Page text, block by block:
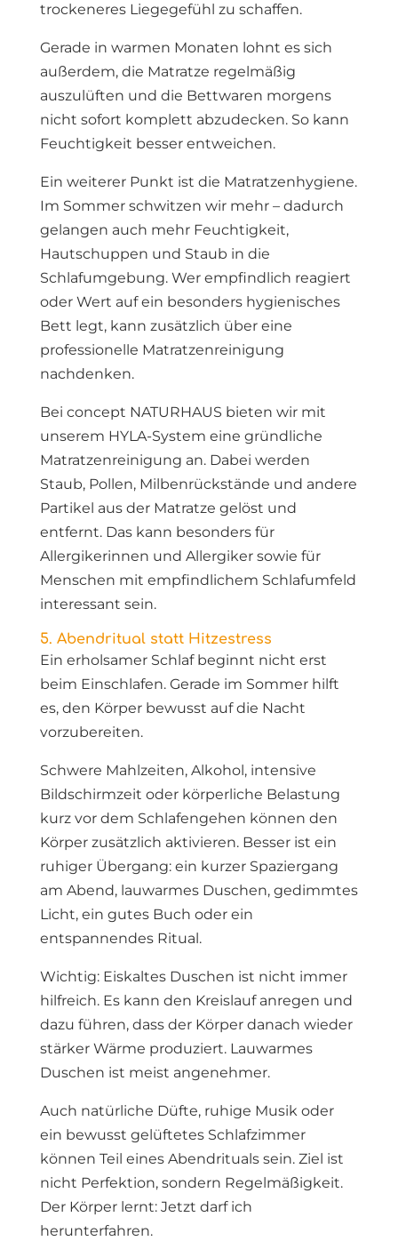
trockeneres Liegegefühl zu schaffen.
Gerade in warmen Monaten lohnt es sich
außerdem, die Matratze regelmäßig
auszulüften und die Bettwaren morgens
nicht sofort komplett abzudecken. So kann
Feuchtigkeit besser entweichen.
Ein weiterer Punkt ist die Matratzenhygiene.
Im Sommer schwitzen wir mehr – dadurch
gelangen auch mehr Feuchtigkeit,
Hautschuppen und Staub in die
Schlafumgebung. Wer empfindlich reagiert
oder Wert auf ein besonders hygienisches
Bett legt, kann zusätzlich über eine
professionelle Matratzenreinigung
nachdenken.
Bei concept NATURHAUS bieten wir mit
unserem HYLA-System eine gründliche
Matratzenreinigung an. Dabei werden
Staub, Pollen, Milbenrückstände und andere
Partikel aus der Matratze gelöst und
entfernt. Das kann besonders für
Allergikerinnen und Allergiker sowie für
Menschen mit empfindlichem Schlafumfeld
interessant sein.
5. Abendritual statt Hitzestress
Ein erholsamer Schlaf beginnt nicht erst
beim Einschlafen. Gerade im Sommer hilft
es, den Körper bewusst auf die Nacht
vorzubereiten.
Schwere Mahlzeiten, Alkohol, intensive
Bildschirmzeit oder körperliche Belastung
kurz vor dem Schlafengehen können den
Körper zusätzlich aktivieren. Besser ist ein
ruhiger Übergang: ein kurzer Spaziergang
am Abend, lauwarmes Duschen, gedimmtes
Licht, ein gutes Buch oder ein
entspannendes Ritual.
Wichtig: Eiskaltes Duschen ist nicht immer
hilfreich. Es kann den Kreislauf anregen und
dazu führen, dass der Körper danach wieder
stärker Wärme produziert. Lauwarmes
Duschen ist meist angenehmer.
Auch natürliche Düfte, ruhige Musik oder
ein bewusst gelüftetes Schlafzimmer
können Teil eines Abendrituals sein. Ziel ist
nicht Perfektion, sondern Regelmäßigkeit.
Der Körper lernt: Jetzt darf ich
herunterfahren.